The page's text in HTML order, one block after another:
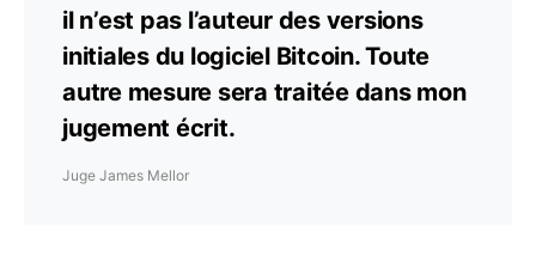
il n’est pas l’auteur des versions
initiales du logiciel Bitcoin. Toute
autre mesure sera traitée dans mon
jugement écrit.
Juge James Mellor